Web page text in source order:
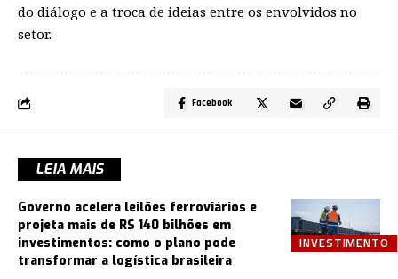
do diálogo e a troca de ideias entre os envolvidos no
setor.
Facebook
LEIA MAIS
INVESTIMENTO
Governo acelera leilões ferroviários e
projeta mais de R$ 140 bilhões em
investimentos: como o plano pode
transformar a logística brasileira